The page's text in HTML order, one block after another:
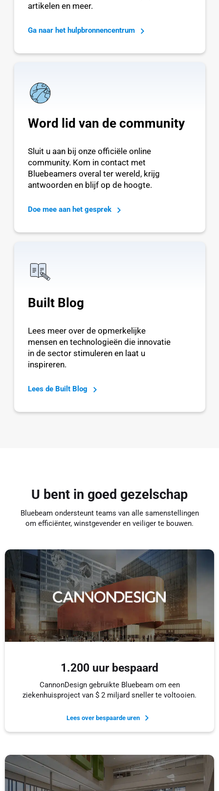
artikelen en meer.
Ga naar het hulpbronnencentrum
Word lid van de community
Sluit u aan bij onze officiële online
community. Kom in contact met
Bluebeamers overal ter wereld, krijg
antwoorden en blijf op de hoogte.
Doe mee aan het gesprek
Built Blog
Lees meer over de opmerkelijke
mensen en technologieën die innovatie
in de sector stimuleren en laat u
inspireren.
Lees de Built Blog
U bent in goed gezelschap
Bluebeam ondersteunt teams van alle samenstellingen
om efficiënter, winstgevender en veiliger te bouwen.
1.200 uur bespaard
CannonDesign gebruikte Bluebeam om een
ziekenhuisproject van $ 2 miljard sneller te voltooien.
Lees over bespaarde uren